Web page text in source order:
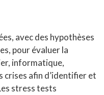
avec des hypothèses
pour évaluer la
informatique,
crises afin d’identifier et
stress tests